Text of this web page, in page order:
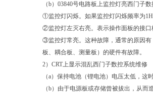
（b）03840号电路板上监控灯亮西门子
①监控灯闪烁。如果监控灯闪烁频率为
②监控灯左灭右亮。表示操作面板的接口
③监控灯常亮。这种故障，通常的原因有
板、耦合板、测量板）的硬件有故障。
2）CRT上显示混乱西门子数控系统维修
（a）保持电池（锂电池）电压太低，这
（b）由于电源板或存储曾被拔出，从